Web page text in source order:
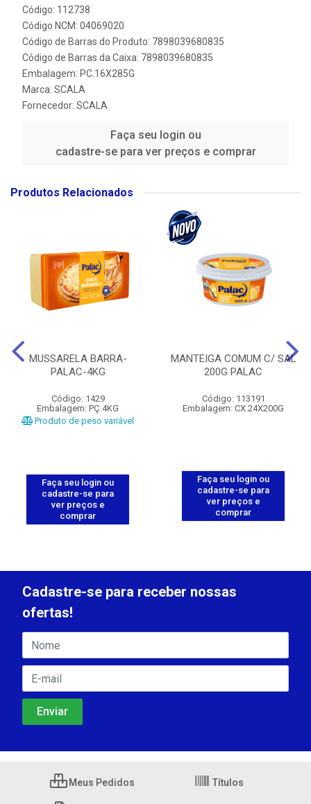
Código: 112738
Código NCM: 04069020
Código de Barras do Produto: 7898039680835
Código de Barras da Caixa: 7898039680835
Embalagem: PC.16X285G
Marca: SCALA
Fornecedor: SCALA
Faça seu login ou
cadastre-se para ver preços e comprar
Produtos Relacionados
MUSSARELA BARRA-
PALAC-4KG
Código: 1429
Embalagem: PÇ.4KG
Produto de peso variável
Faça seu login ou
cadastre-se para
ver preços e
comprar
MANTEIGA COMUM C/ SAL
200G PALAC
Código: 113191
Embalagem: CX.24X200G
Faça seu login ou
cadastre-se para
ver preços e
comprar
Cadastre-se para receber nossas
ofertas!
Meus Pedidos Títulos